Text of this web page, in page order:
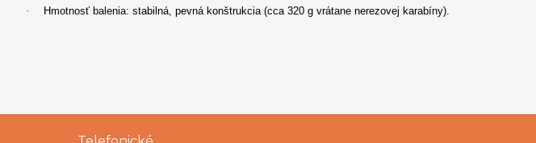
· Hmotnosť balenia: stabilná, pevná konštrukcia (cca 320 g vrátane nerezovej karabíny).